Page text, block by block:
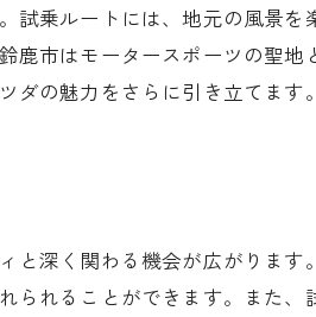
討者必見！鈴鹿市でのマツダ試
に知っておくべき試乗のポイント
確認すべき重要仕様
での試乗特典を活用する方法
試乗ルートには、地元の風景
鹿市はモータースポーツの聖
ダの魅力をさらに引き立てま
と深く関わる機会が広がりま
られることができます。また